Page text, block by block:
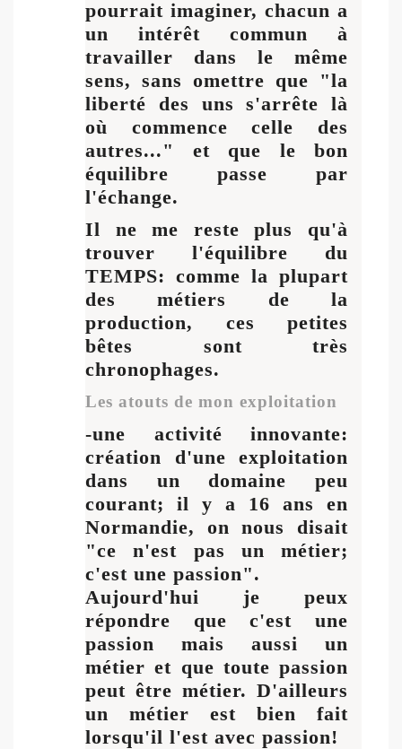
pourrait imaginer, chacun a
un intérêt commun à
travailler dans le même
sens, sans omettre que "la
liberté des uns s'arrête là
où commence celle des
autres..." et que le bon
équilibre passe par
l'échange.
Il ne me reste plus qu'à
trouver l'équilibre du
TEMPS: comme la plupart
des métiers de la
production, ces petites
bêtes sont très
chronophages.
Les atouts de mon exploitation
-une activité innovante:
création d'une exploitation
dans un domaine peu
courant; il y a 16 ans en
Normandie, on nous disait
"ce n'est pas un métier;
c'est une passion".
Aujourd'hui je peux
répondre que c'est une
passion mais aussi un
métier et que toute passion
peut être métier. D'ailleurs
un métier est bien fait
lorsqu'il l'est avec passion!